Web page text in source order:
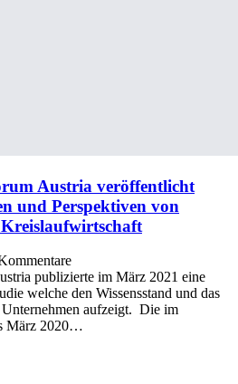
Austria veröffentlicht
und Perspektiven von
publizierte im März 2021 eine
welche den Wissensstand und das
Unternehmen aufzeigt. Die im
März 2020…